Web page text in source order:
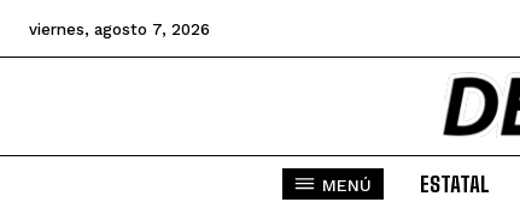
viernes, agosto 7, 2026
MENÚ ESTATAL